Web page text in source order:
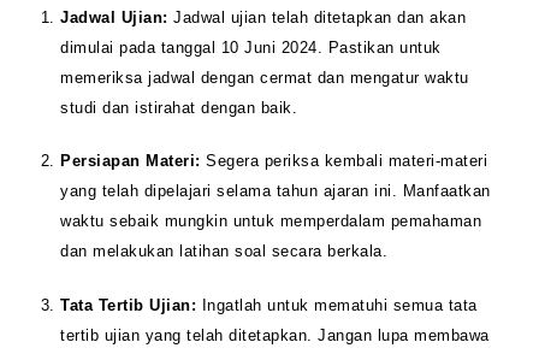
Jadwal Ujian: Jadwal ujian telah ditetapkan dan akan
dimulai pada tanggal 10 Juni 2024. Pastikan untuk
memeriksa jadwal dengan cermat dan mengatur waktu
studi dan istirahat dengan baik.
Persiapan Materi: Segera periksa kembali materi-materi
yang telah dipelajari selama tahun ajaran ini. Manfaatkan
waktu sebaik mungkin untuk memperdalam pemahaman
dan melakukan latihan soal secara berkala.
Tata Tertib Ujian: Ingatlah untuk mematuhi semua tata
tertib ujian yang telah ditetapkan. Jangan lupa membawa